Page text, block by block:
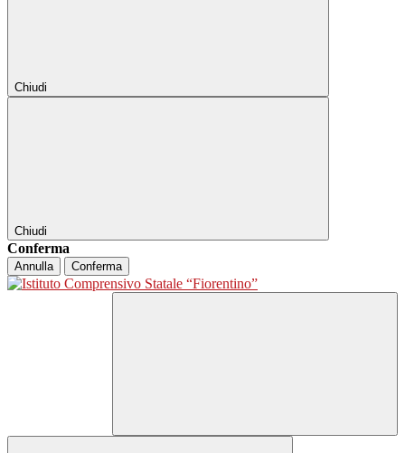
Chiudi
Chiudi
Conferma
Annulla Conferma